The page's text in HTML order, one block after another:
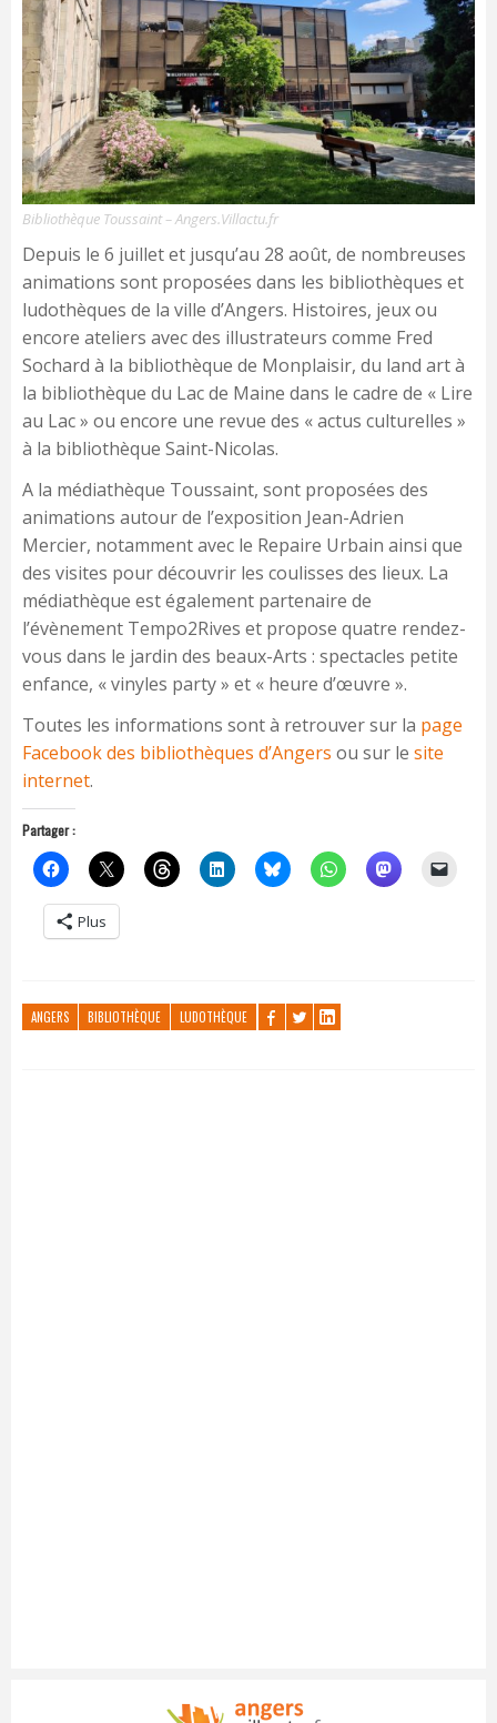
Bibliothèque Toussaint – Angers.Villactu.fr
Depuis le 6 juillet et jusqu’au 28 août, de nombreuses
animations sont proposées dans les bibliothèques et
ludothèques de la ville d’Angers. Histoires, jeux ou
encore ateliers avec des illustrateurs comme Fred
Sochard à la bibliothèque de Monplaisir, du land art à
la bibliothèque du Lac de Maine dans le cadre de « Lire
au Lac » ou encore une revue des « actus culturelles »
à la bibliothèque Saint-Nicolas.
A la médiathèque Toussaint, sont proposées des
animations autour de l’exposition Jean-Adrien
Mercier, notamment avec le Repaire Urbain ainsi que
des visites pour découvrir les coulisses des lieux. La
médiathèque est également partenaire de
l’évènement Tempo2Rives et propose quatre rendez-
vous dans le jardin des beaux-Arts : spectacles petite
enfance, « vinyles party » et « heure d’œuvre ».
Toutes les informations sont à retrouver sur la page
Facebook des bibliothèques d’Angers ou sur le site
internet.
Partager :
Plus
ANGERS BIBLIOTHÈQUE LUDOTHÈQUE